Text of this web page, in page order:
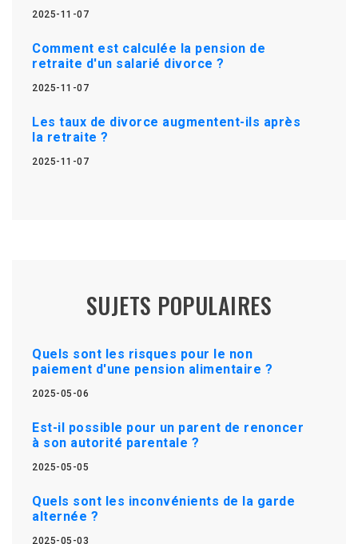
2025-11-07
Comment est calculée la pension de
retraite d'un salarié divorce ?
2025-11-07
Les taux de divorce augmentent-ils après
la retraite ?
2025-11-07
SUJETS POPULAIRES
Quels sont les risques pour le non
paiement d'une pension alimentaire ?
2025-05-06
Est-il possible pour un parent de renoncer
à son autorité parentale ?
2025-05-05
Quels sont les inconvénients de la garde
alternée ?
2025-05-03